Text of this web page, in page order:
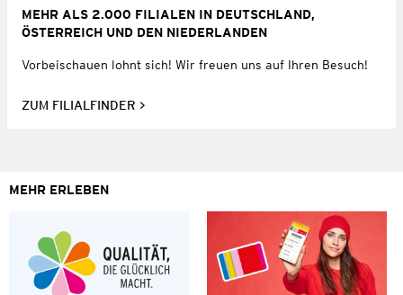
MEHR ALS 2.000 FILIALEN IN DEUTSCHLAND,
ÖSTERREICH UND DEN NIEDERLANDEN
Vorbeischauen lohnt sich! Wir freuen uns auf Ihren Besuch!
ZUM FILIALFINDER
MEHR ERLEBEN